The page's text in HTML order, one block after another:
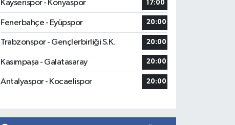
Kayserispor - Konyaspor
17:00
Fenerbahçe - Eyüpspor 20:00
Trabzonspor - Gençlerbirliği S.K. 20:00
Kasımpaşa - Galatasaray 20:00
Antalyaspor - Kocaelispor 20:00